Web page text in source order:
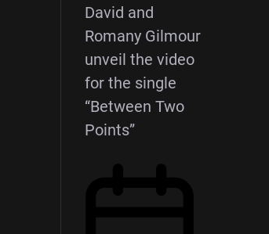
David and
Romany Gilmour
unveil the video
for the single
“Between Two
Points”